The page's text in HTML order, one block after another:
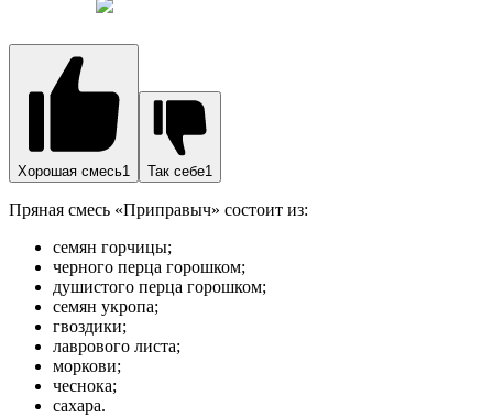
Хорошая смесь1 Так себе1
Пряная смесь «Приправыч» состоит из:
семян горчицы;
черного перца горошком;
душистого перца горошком;
семян укропа;
гвоздики;
лаврового листа;
моркови;
чеснока;
сахара.